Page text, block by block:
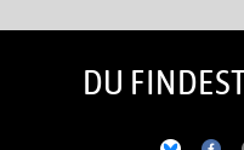
DU